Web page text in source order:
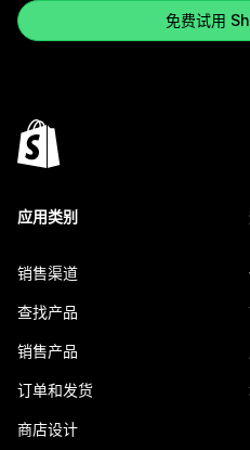
免费试用
应用类别
销售渠道
查找产品
销售产品
订单和发货
商店设计